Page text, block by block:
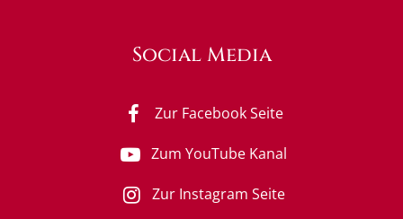
Social Media
Zur Facebook Seite
Zum YouTube Kanal
Zur Instagram Seite